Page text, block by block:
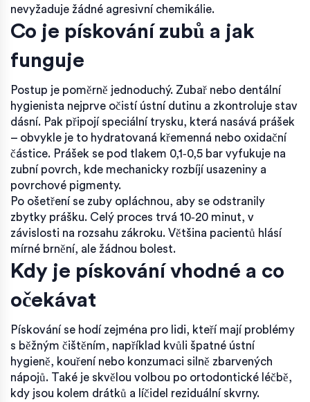
nevyžaduje žádné agresivní chemikálie.
Co je pískování zubů a jak
funguje
Postup je poměrně jednoduchý. Zubař nebo dentální
hygienista nejprve očistí ústní dutinu a zkontroluje stav
dásní. Pak připojí speciální trysku, která nasává prášek
– obvykle je to hydratovaná křemenná nebo oxidační
částice. Prášek se pod tlakem 0,1‑0,5 bar vyfukuje na
zubní povrch, kde mechanicky rozbíjí usazeniny a
povrchové pigmenty.
Po ošetření se zuby opláchnou, aby se odstranily
zbytky prášku. Celý proces trvá 10‑20 minut, v
závislosti na rozsahu zákroku. Většina pacientů hlásí
mírné brnění, ale žádnou bolest.
Kdy je pískování vhodné a co
očekávat
Pískování se hodí zejména pro lidi, kteří mají problémy
s běžným čištěním, například kvůli špatné ústní
hygieně, kouření nebo konzumaci silně zbarvených
nápojů. Také je skvělou volbou po ortodontické léčbě,
kdy jsou kolem drátků a líčidel reziduální skvrny.